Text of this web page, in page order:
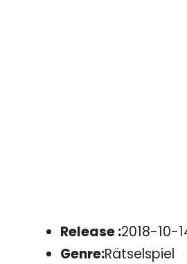
Release :2018-10-
Genre:Rätselspiel